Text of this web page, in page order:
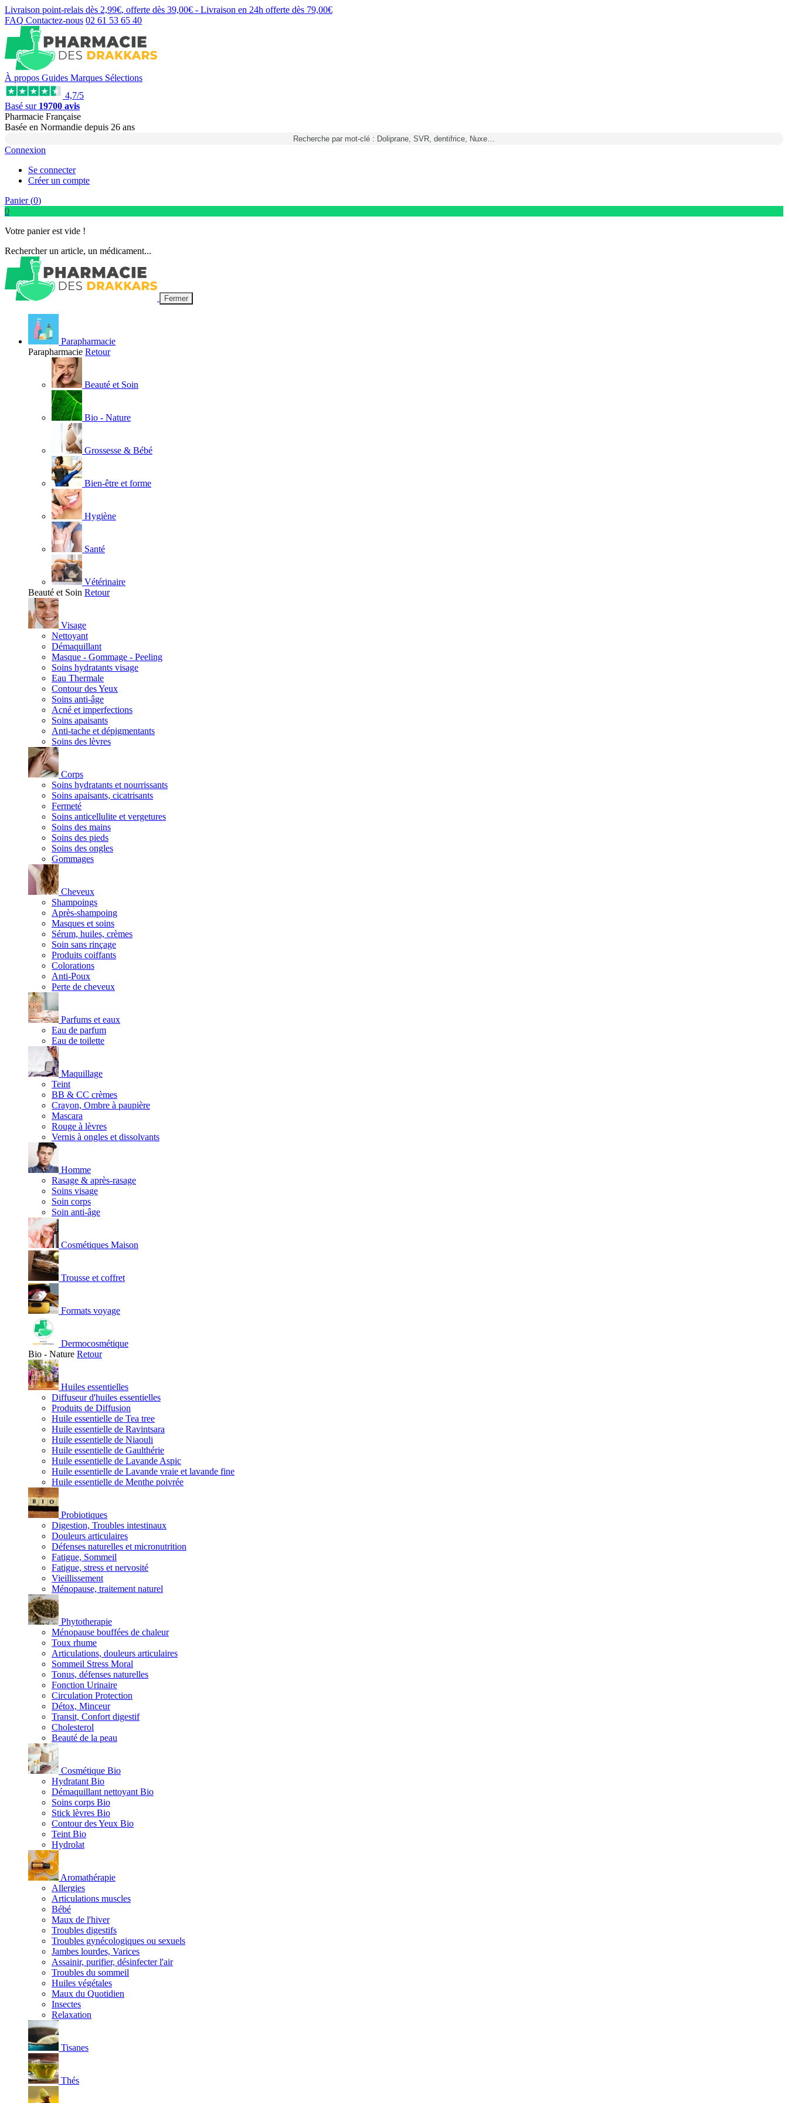
Livraison point-relais dès 2,99€, offerte dès 39,00€ - Livraison en 24h offerte dès 79,00€
FAQ Contactez-nous 02 61 53 65 40
À propos Guides Marques Sélections
4,7/5
Basé sur 19700 avis
Pharmacie Française
Basée en Normandie depuis 26 ans
Recherche par mot-clé : Doliprane, SVR, dentifrice, Nuxe…
Connexion
Se connecter
Créer un compte
Panier (0)
0
Votre panier est vide !
Rechercher un article, un médicament...
Fermer
Parapharmacie
Parapharmacie Retour
Beauté et Soin
Bio - Nature
Grossesse & Bébé
Bien-être et forme
Hygiène
Santé
Vétérinaire
Beauté et Soin Retour
Visage
Nettoyant
Démaquillant
Masque - Gommage - Peeling
Soins hydratants visage
Eau Thermale
Contour des Yeux
Soins anti-âge
Acné et imperfections
Soins apaisants
Anti-tache et dépigmentants
Soins des lèvres
Corps
Soins hydratants et nourrissants
Soins apaisants, cicatrisants
Fermeté
Soins anticellulite et vergetures
Soins des mains
Soins des pieds
Soins des ongles
Gommages
Cheveux
Shampoings
Après-shampoing
Masques et soins
Sérum, huiles, crèmes
Soin sans rinçage
Produits coiffants
Colorations
Anti-Poux
Perte de cheveux
Parfums et eaux
Eau de parfum
Eau de toilette
Maquillage
Teint
BB & CC crèmes
Crayon, Ombre à paupière
Mascara
Rouge à lèvres
Vernis à ongles et dissolvants
Homme
Rasage & après-rasage
Soins visage
Soin corps
Soin anti-âge
Cosmétiques Maison
Trousse et coffret
Formats voyage
Dermocosmétique
Bio - Nature Retour
Huiles essentielles
Diffuseur d'huiles essentielles
Produits de Diffusion
Huile essentielle de Tea tree
Huile essentielle de Ravintsara
Huile essentielle de Niaouli
Huile essentielle de Gaulthérie
Huile essentielle de Lavande Aspic
Huile essentielle de Lavande vraie et lavande fine
Huile essentielle de Menthe poivrée
Probiotiques
Digestion, Troubles intestinaux
Douleurs articulaires
Défenses naturelles et micronutrition
Fatigue, Sommeil
Fatigue, stress et nervosité
Vieillissement
Ménopause, traitement naturel
Phytotherapie
Ménopause bouffées de chaleur
Toux rhume
Articulations, douleurs articulaires
Sommeil Stress Moral
Tonus, défenses naturelles
Fonction Urinaire
Circulation Protection
Détox, Minceur
Transit, Confort digestif
Cholesterol
Beauté de la peau
Cosmétique Bio
Hydratant Bio
Démaquillant nettoyant Bio
Soins corps Bio
Stick lèvres Bio
Contour des Yeux Bio
Teint Bio
Hydrolat
Aromathérapie
Allergies
Articulations muscles
Bébé
Maux de l'hiver
Troubles digestifs
Troubles gynécologiques ou sexuels
Jambes lourdes, Varices
Assainir, purifier, désinfecter l'air
Troubles du sommeil
Huiles végétales
Maux du Quotidien
Insectes
Relaxation
Tisanes
Thés